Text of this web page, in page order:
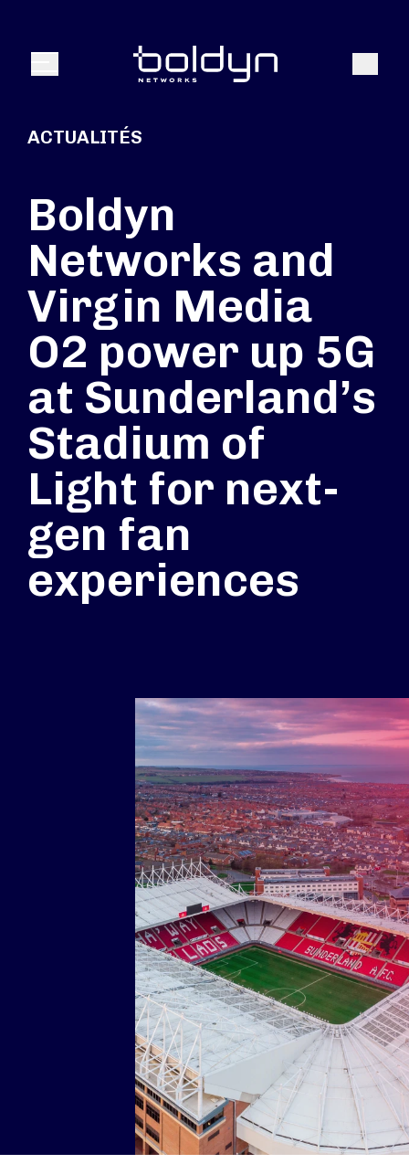
Menu
ACTUALITÉS
Boldyn
Networks and
Virgin Media
O2 power up 5G
at Sunderland’s
Stadium of
Light for next-
gen fan
experiences